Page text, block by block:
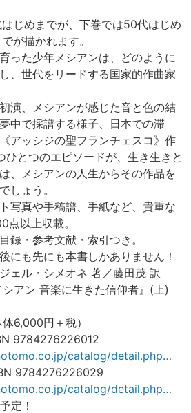
じめまでが、下巻では50代はじめ
が描かれます。
った少年メシアンは、どのように
、世代をリードする国家的作曲家
演、メシアンが感じた音と色の結
中で採譜する様子、日本での滞
アッシジの聖フランチェスコ》作
とつのエピソードが、生き生きと
、メシアンの人生からその作品を
しょう。
写真や手稿譜、手紙など、貴重な
点以上収載。
録・参考文献・索引つき。
にも先にも本書しかありません！
ェル・シメオネ 著／藤田茂 訳
シアン 音楽に生きた信仰者』(上)
6,000円＋税）
9784276226012
catalog/detail.php…
9784276226029
catalog/detail.php…
定！